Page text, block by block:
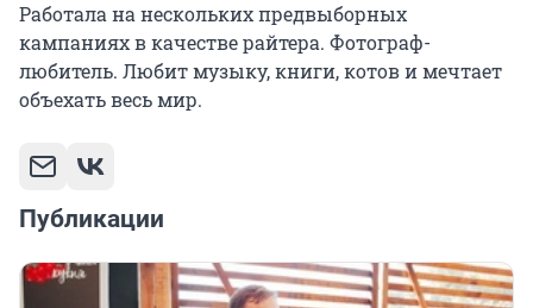
Работала на нескольких предвыборных
кампаниях в качестве райтера. Фотограф-
любитель. Любит музыку, книги, котов и мечтает
объехать весь мир.
Публикации